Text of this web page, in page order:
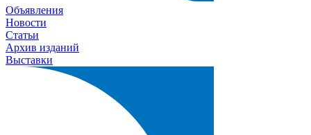
Объявления
Новости
Статьи
Архив изданий
Выставки